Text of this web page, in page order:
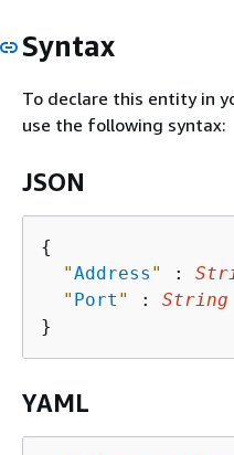
Syntax
To declare this entity in
use the following syntax:
JSON
{
"Address " :
" Port " : String
YAML